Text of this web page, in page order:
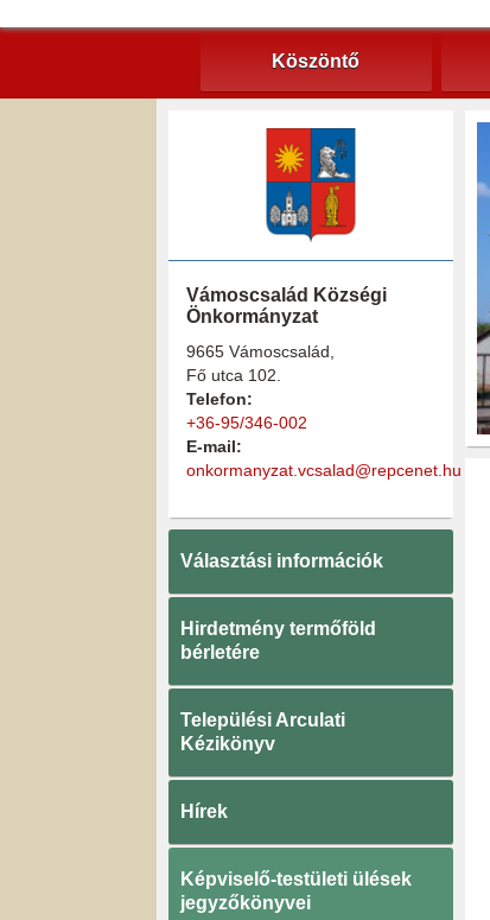
Köszöntő
Vámoscsalád Községi
Önkormányzat
9665 Vámoscsalád,
Fő utca 102.
Telefon:
+36-95/346-002
E-mail:
onkormanyzat.vcsalad@repcenet.hu
Választási információk
Hirdetmény termőföld
bérletére
Települési Arculati
Kézikönyv
Hírek
Képviselő-testületi ülések
jegyzőkönyvei